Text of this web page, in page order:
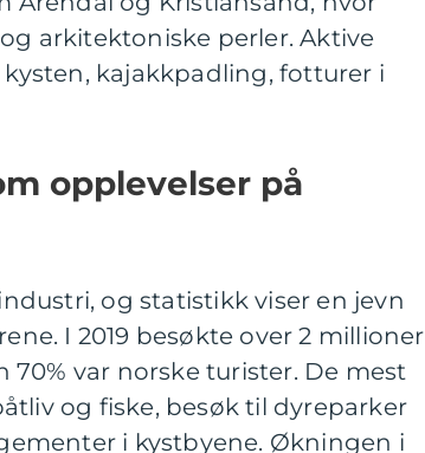
arkitektoniske perler. Aktive
kajakkpadling, fotturer i
opplevelser på
og statistikk viser en jevn
I 2019 besøkte over 2 millioner
var norske turister. De mest
og fiske, besøk til dyreparker
i kystbyene. Økningen i